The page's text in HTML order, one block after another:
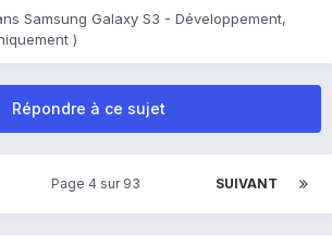
Samsung Galaxy S3 - Développement,
)
Répondre à ce sujet
SUIVANT
Page 4 sur 93